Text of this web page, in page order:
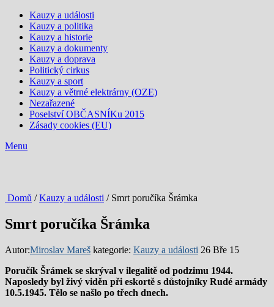
Kauzy a události
Kauzy a politika
Kauzy a historie
Kauzy a dokumenty
Kauzy a doprava
Politický cirkus
Kauzy a sport
Kauzy a větrné elektrárny (OZE)
Nezařazené
Poselství OBČASNÍKu 2015
Zásady cookies (EU)
Menu
Domů /Kauzy a události / Smrt poručíka Šrámka
Smrt poručíka Šrámka
Autor:Miroslav Mareš kategorie: Kauzy a události 26 Bře 15
Poručík Šrámek se skrýval v ilegalitě od podzimu 1944.
Naposledy byl živý viděn při eskortě s důstojníky Rudé armády
10.5.1945. Tělo se našlo po třech dnech.